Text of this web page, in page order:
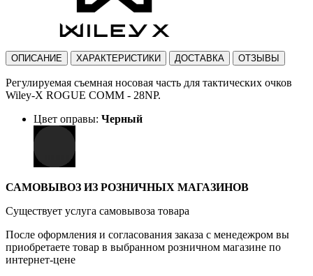
ОПИСАНИЕ ХАРАКТЕРИСТИКИ ДОСТАВКА ОТЗЫВЫ
Регулируемая съемная носовая часть для тактических очков
Wiley-X ROGUE COMM - 28NP.
Цвет оправы: Черный
САМОВЫВОЗ ИЗ РОЗНИЧНЫХ МАГАЗИНОВ
Существует услуга самовывоза товара
После оформления и согласования заказа с менедежром вы
приобретаете товар в выбранном розничном магазине по
интернет-цене